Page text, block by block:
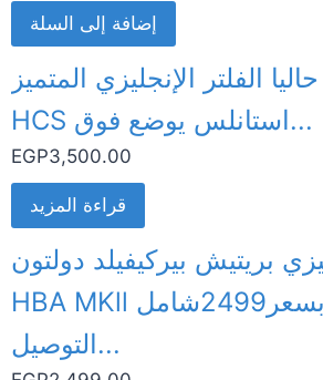
إضافة إلى السلة
الفلتر الإنجليزي المتميز
HCS استانلس يوضع فوق...
EGP3,500.00
قراءة المزيد
بريتيش بيركيفيلد دولتون
HBA MKll الأن بسعر2499شامل
التوصيل...